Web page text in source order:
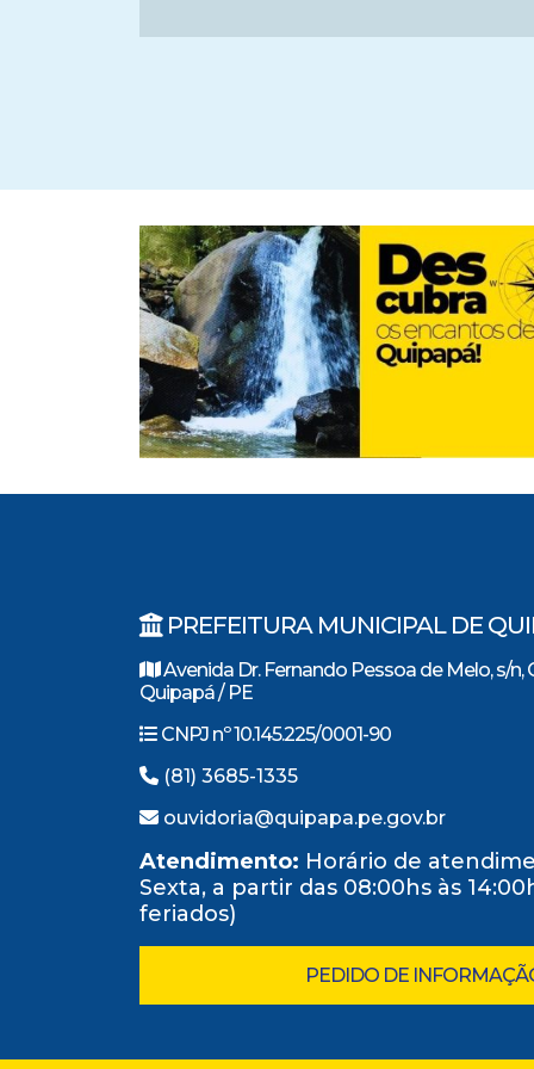
PREFEITURA MUNICIPAL DE
Avenida Dr. Fernando Pessoa de Melo, s/n,
Quipapá / PE
CNPJ nº 10.145.225/0001-90
(81) 3685-1335
ouvidoria@quipapa.pe.gov.br
Atendimento: Horário de
Sexta, a partir das 08:00hs às
feriados)
PEDIDO DE